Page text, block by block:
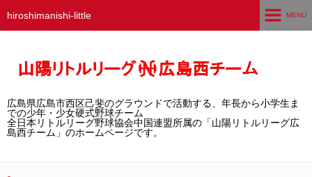
hiroshimanishi-little
広島県広島市西区己斐のグラウンドで活動する、年長から小学生ま
での少年・少女硬式野球チーム
全日本リトルリーグ野球協会中国連盟所属の「山陽リトルリーグ広
島西チーム」のホームページです。
MENU
広島西チームとは
選手募集／体験・見学